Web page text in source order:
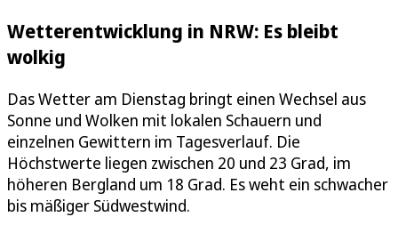
Wetterentwicklung in NRW: Es bleibt
wolkig
Das Wetter am Dienstag bringt einen Wechsel aus
Sonne und Wolken mit lokalen Schauern und
einzelnen Gewittern im Tagesverlauf. Die
Höchstwerte liegen zwischen 20 und 23 Grad, im
höheren Bergland um 18 Grad. Es weht ein schwacher
bis mäßiger Südwestwind.